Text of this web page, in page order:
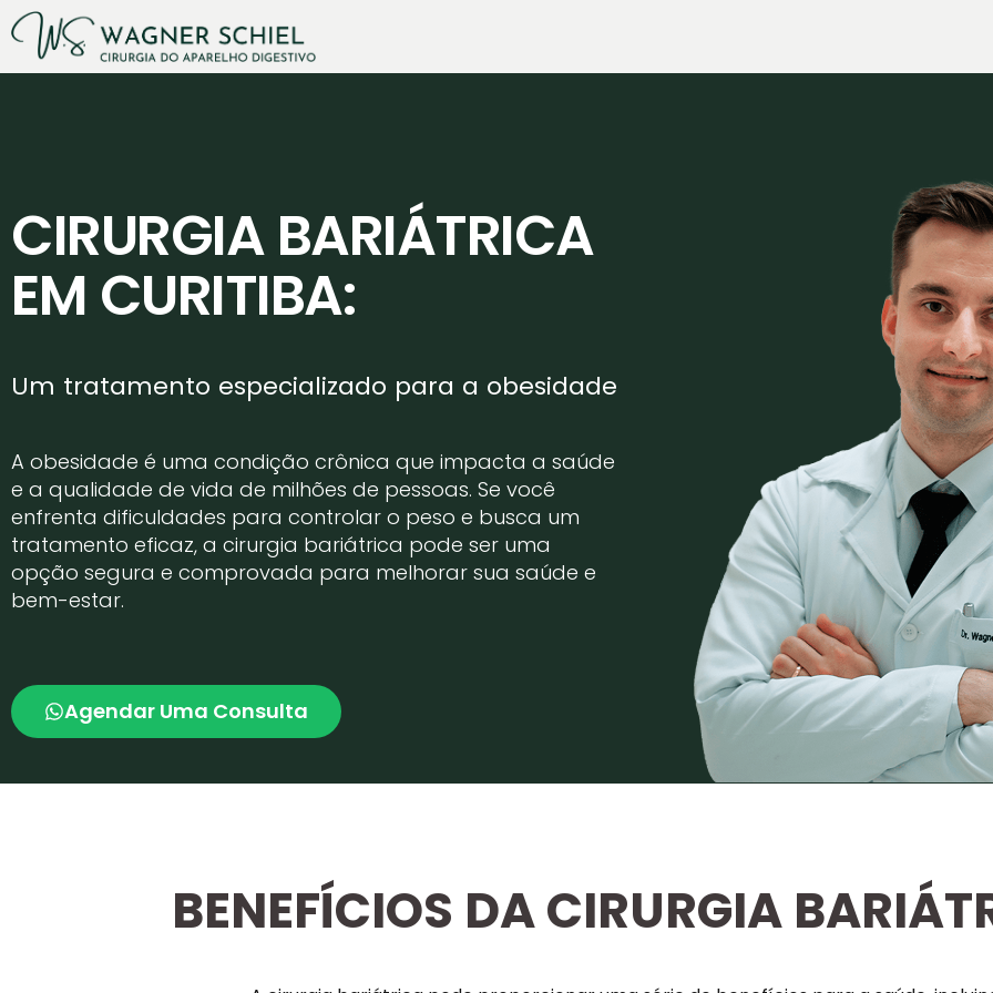
CIRURGIA BARIÁTRICA
EM CURITIBA:
Um tratamento especializado para a obesidade
A obesidade é uma condição crônica que impacta a saúde
e a qualidade de vida de milhões de pessoas. Se você
enfrenta dificuldades para controlar o peso e busca um
tratamento eficaz, a cirurgia bariátrica pode ser uma
opção segura e comprovada para melhorar sua saúde e
bem-estar.
Agendar Uma Consulta
BENEFÍCIOS DA CIRURGIA